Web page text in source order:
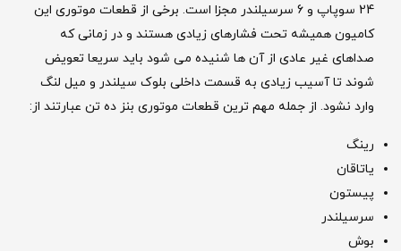
24 سوپاپ و 6 سرسیلندر مجزا است. برخی از قطعات موتوری این
کامیون همیشه تحت فشارهای زیادی هستند و در زمانی که
صداهای غیر عادی از آن ها شنیده می شود باید سریعا تعویض
شوند تا آسیب زیادی به قسمت داخلی بلوک سیلندر و میل لنگ
وارد نشود. از جمله مهم ترین قطعات موتوری بنز ده تن عبارتند از:
رینگ
یاتاقان
پیستون
سرسیلندر
بوش